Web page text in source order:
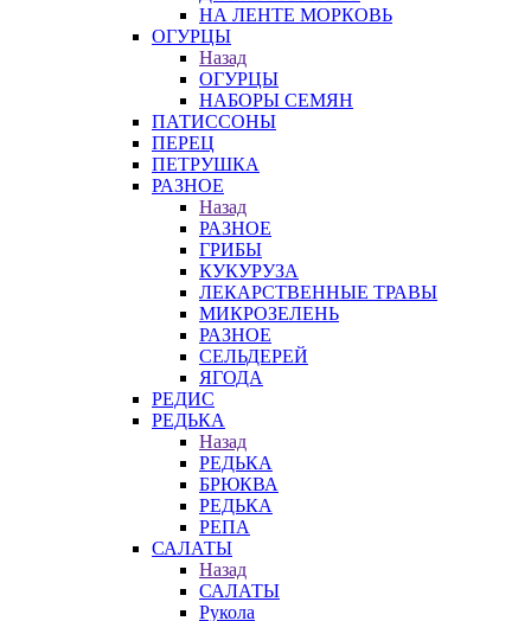
НА ЛЕНТЕ МОРКОВЬ
ОГУРЦЫ
Назад
ОГУРЦЫ
НАБОРЫ СЕМЯН
ПАТИССОНЫ
ПЕРЕЦ
ПЕТРУШКА
РАЗНОЕ
Назад
РАЗНОЕ
ГРИБЫ
КУКУРУЗА
ЛЕКАРСТВЕННЫЕ ТРАВЫ
МИКРОЗЕЛЕНЬ
РАЗНОЕ
СЕЛЬДЕРЕЙ
ЯГОДА
РЕДИС
РЕДЬКА
Назад
РЕДЬКА
БРЮКВА
РЕДЬКА
РЕПА
САЛАТЫ
Назад
САЛАТЫ
Рукола